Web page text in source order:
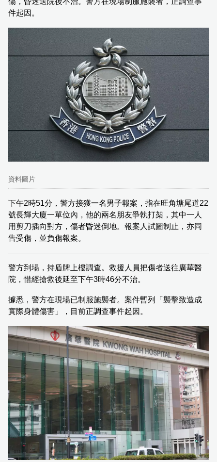
件起因。
資料圖片
下午2時51分，警方接獲一名男子報案，指在旺角塘尾道22
號長輝大廈一單位內，他的兩名朋友爭執打架，其中一人
用剪刀插向對方，傷者昏迷倒地。報案人試圖制止，亦同
告受傷，並負傷報案。
警方到場，持盾牌上樓調查。救援人員把傷者送往廣華醫
院，惜經搶救後延至下午3時46分不治。
據悉，警方在現場已制服施襲者。案件暫列「襲擊致造成
實際身體傷害」，目前正調查事件起因。